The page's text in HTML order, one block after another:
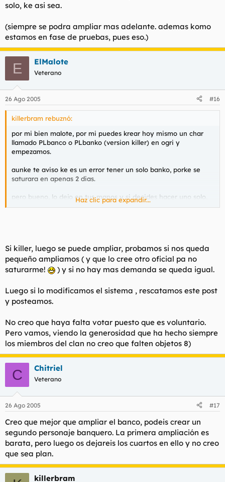
solo, ke asi sea.
(siempre se podra ampliar mas adelante. ademas komo
estamos en fase de pruebas, pues eso.)
E ElMalote
Veterano
26 Ago 2005 #16
killerbram rebuznó:
por mi bien malote, por mi puedes krear hoy mismo un char
llamado PLbanco o PLbanko (version killer) en ogri y
empezamos.
aunke te aviso ke es un error tener un solo banko, porke se
saturara en apenas 2 dias.
pero bueno, lo dejo en tus manos y si decides hacer uno solo,
ke asi sea.
Haz clic para expandir...
Si killer, luego se puede ampliar, probamos si nos queda
pequeño ampliamos ( y que lo cree otro oficial pa no
saturarme!
) y si no hay mas demanda se queda igual.
Luego si lo modificamos el sistema , rescatamos este post
y posteamos.
No creo que haya falta votar puesto que es voluntario.
Pero vamos, viendo la generosidad que ha hecho siempre
los miembros del clan no creo que falten objetos 8)
C Chitriel
Veterano
26 Ago 2005 #17
Creo que mejor que ampliar el banco, podeis crear un
segundo personaje banquero. La primera ampliación es
barata, pero luego os dejareis los cuartos en ello y no creo
que sea plan.
killerbram